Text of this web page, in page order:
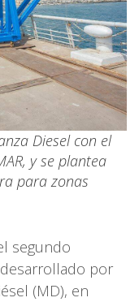
Diesel con el
y se plantea
para zonas
segundo
por
(MD), en